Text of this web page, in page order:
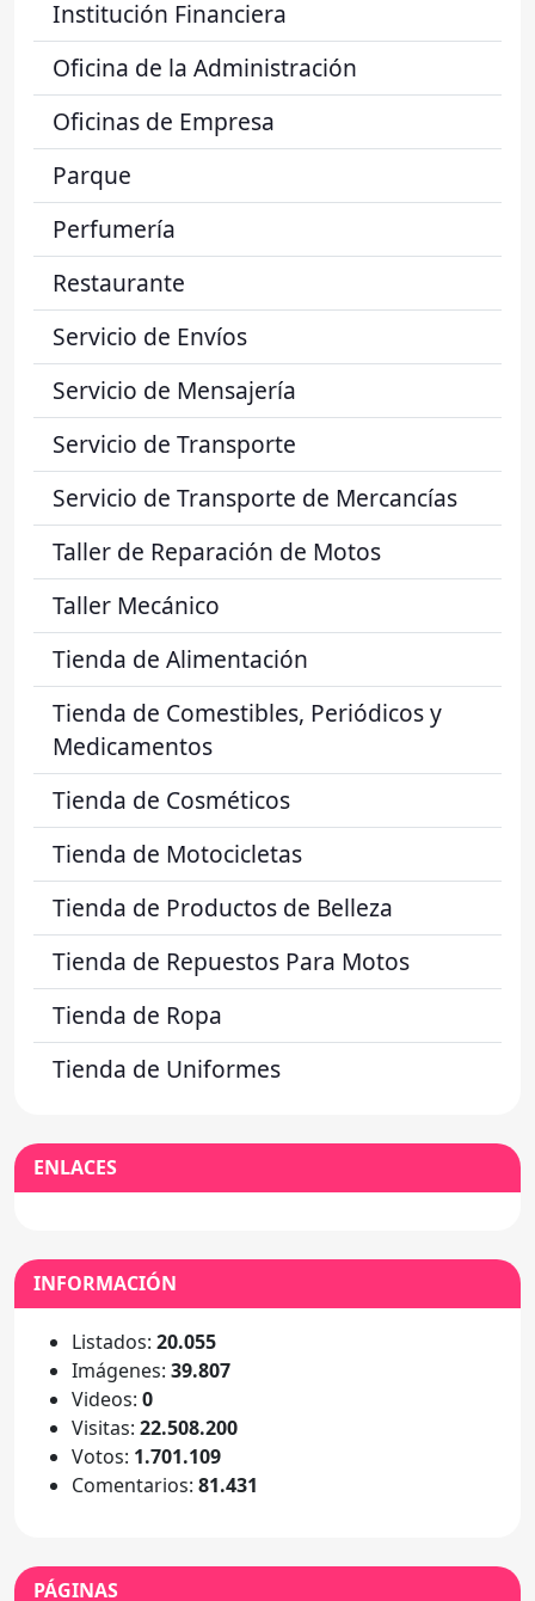
Institución Financiera
Oficina de la Administración
Oficinas de Empresa
Parque
Perfumería
Restaurante
Servicio de Envíos
Servicio de Mensajería
Servicio de Transporte
Servicio de Transporte de Mercancías
Taller de Reparación de Motos
Taller Mecánico
Tienda de Alimentación
Tienda de Comestibles, Periódicos y
Medicamentos
Tienda de Cosméticos
Tienda de Motocicletas
Tienda de Productos de Belleza
Tienda de Repuestos Para Motos
Tienda de Ropa
Tienda de Uniformes
ENLACES
INFORMACIÓN
Listados: 20.055
Imágenes: 39.807
Videos: 0
Visitas: 22.508.200
Votos: 1.701.109
Comentarios: 81.431
PÁGINAS